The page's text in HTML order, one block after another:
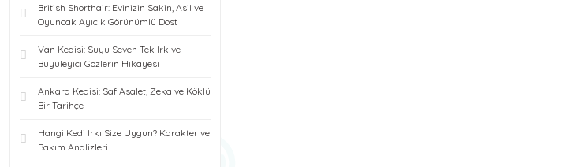
British Shorthair: Evinizin Sakin, Asil ve
Oyuncak Ayıcık Görünümlü Dost
Van Kedisi: Suyu Seven Tek Irk ve
Büyüleyici Gözlerin Hikayesi
Ankara Kedisi: Saf Asalet, Zeka ve Köklü
Bir Tarihçe
Hangi Kedi Irkı Size Uygun? Karakter ve
Bakım Analizleri